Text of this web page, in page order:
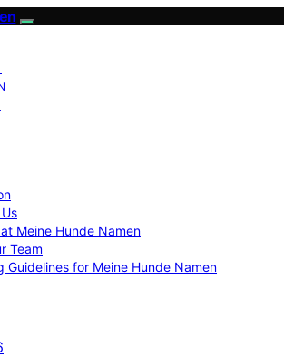
Meine Hunde Namen
Team
Guidelines for Meine Hunde Namen